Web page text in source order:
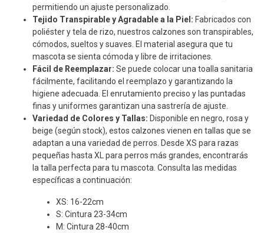
permitiendo un ajuste personalizado.
Tejido Transpirable y Agradable a la Piel: Fabricados con
poliéster y tela de rizo, nuestros calzones son transpirables,
cómodos, sueltos y suaves. El material asegura que tu
mascota se sienta cómoda y libre de irritaciones.
Fácil de Reemplazar: Se puede colocar una toalla sanitaria
fácilmente, facilitando el reemplazo y garantizando la
higiene adecuada. El enrutamiento preciso y las puntadas
finas y uniformes garantizan una sastrería de ajuste.
Variedad de Colores y Tallas: Disponible en negro, rosa y
beige (según stock), estos calzones vienen en tallas que se
adaptan a una variedad de perros. Desde XS para razas
pequeñas hasta XL para perros más grandes, encontrarás
la talla perfecta para tu mascota. Consulta las medidas
específicas a continuación:
XS: 16-22cm
S: Cintura 23-34cm
M: Cintura 28-40cm